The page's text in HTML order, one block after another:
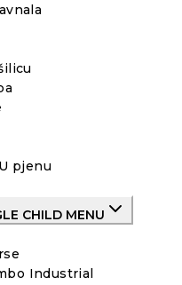
pjenu
CHILD MENU
Industrial